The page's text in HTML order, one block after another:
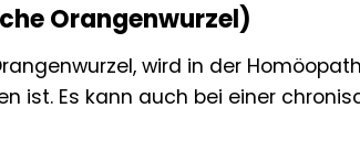
Orangenwurzel)
wird in der
ist. Es kann auch bei einer